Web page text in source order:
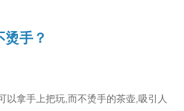
烫手？
以拿手上把玩,而不烫手的茶壶,吸引人